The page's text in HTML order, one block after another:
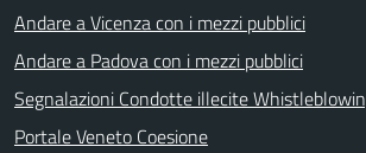
Andare a Vicenza con i mezzi pubblici
Andare a Padova con i mezzi pubblici
Segnalazioni Condotte illecite
Portale Veneto Coesione